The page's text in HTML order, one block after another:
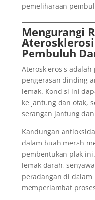
pemeliharaan
Mengurangi
Pembuluh
Aterosklerosis adalah
pengerasan dinding
lemak. Kondisi ini
ke jantung dan otak,
serangan jantung
Kandungan
dalam buah merah
pembentukan plak
lemak darah,
peradangan di
memperlambat